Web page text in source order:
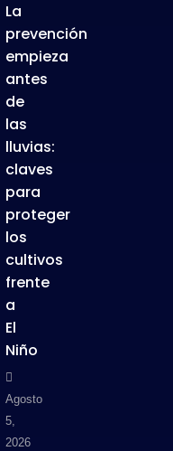
La
prevención
empieza
antes
de
las
lluvias:
claves
para
proteger
los
cultivos
frente
a
El
Niño
Agosto
5,
2026